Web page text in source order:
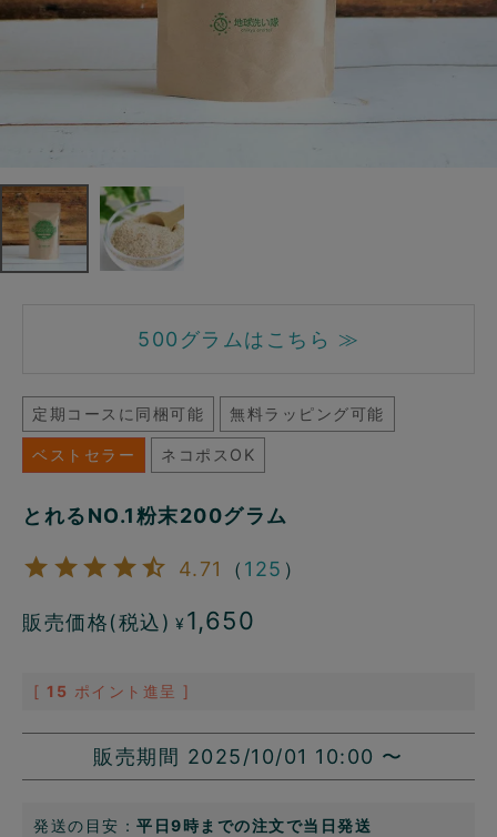
500グラムはこちら ≫
定期コースに同梱可能 無料ラッピング可能
ベストセラー ネコポスOK
とれるNO.1粉末200グラム
4.71 （ 125 ）
販売価格(税込) ¥ 1,650
[ 15 ポイント進呈 ]
販売期間 2025/10/01 10:00 〜
発送の目安： 平日9時までの注文で当日発送